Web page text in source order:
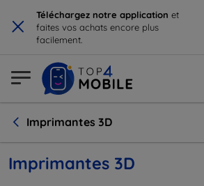
× Téléchargez notre application et
faites vos achats encore plus
facilement.
Imprimantes 3D
Imprimantes 3D